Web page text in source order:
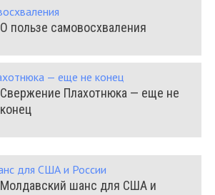
О пользе самовосхваления
Свержение Плахотнюка — еще не
конец
Молдавский шанс для США и